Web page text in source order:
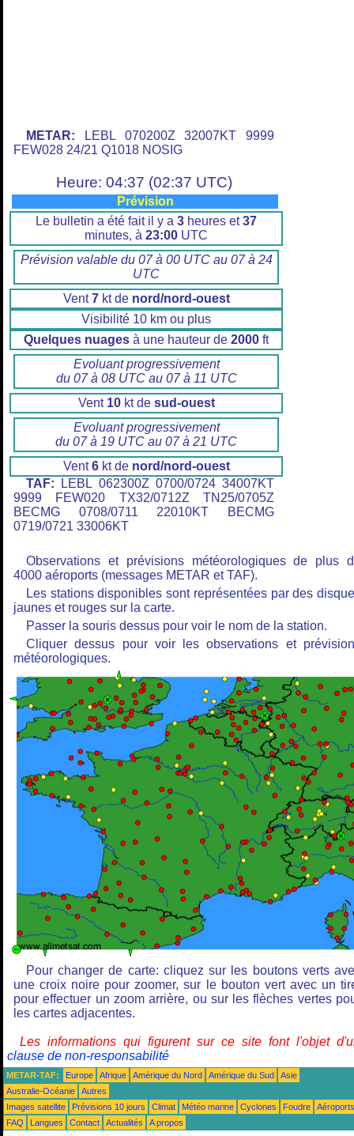
METAR: LEBL 070200Z 32007KT 9999
FEW028 24/21 Q1018 NOSIG
Heure: 04:37 (02:37 UTC)
Prévision
Le bulletin a été fait il y a 3 heures et37
minutes, à 23:00 UTC
Prévision valable du 07 à 00 UTC au 07 à 24
UTC
Vent7kt de nord/nord-ouest
Visibilité 10 km ou plus
Quelques nuages à une hauteur de 2000 ft
Evoluant progressivement
du 07 à 08 UTC au 07 à 11 UTC
Vent 10kt de sud-ouest
Evoluant progressivement
du 07 à 19 UTC au 07 à 21 UTC
Vent6kt de nord/nord-ouest
TAF: LEBL 062300Z 0700/0724 34007KT
9999 FEW020 TX32/0712Z TN25/0705Z
BECMG 0708/0711 22010KT BECMG
0719/0721 33006KT
Observations et prévisions météorologiques de plus
4000 aéroports (messages METAR et TAF).
Les stations disponibles sont représentées par des
jaunes et rouges sur la carte.
Passer la souris dessus pour voir le nom de la station.
Cliquer dessus pour voir les observations et
météorologiques.
Pour changer de carte: cliquez sur les boutons verts
une croix noire pour zoomer, sur le bouton vert avec un
pour effectuer un zoom arrière, ou sur les flèches vertes
les cartes adjacentes.
Les informations qui figurent sur ce site font l'objet
clause de non-responsabilité
METAR-TAF: Europe Afrique Amérique du Nord Amérique du Sud
Asie
Australie-Océanie
Autres
Images satellite
Prévisions 10 jours Climat Météo marine Cyclones Foudre
Aéroports
FAQ
Langues Contact Actualités A propos